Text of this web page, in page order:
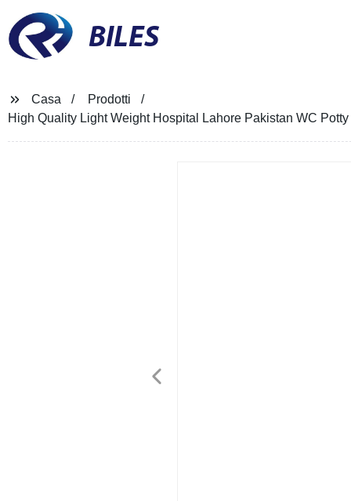
BILES
Casa
Prodotti
High Quality Light Weight Hospital Lahore Pakistan WC